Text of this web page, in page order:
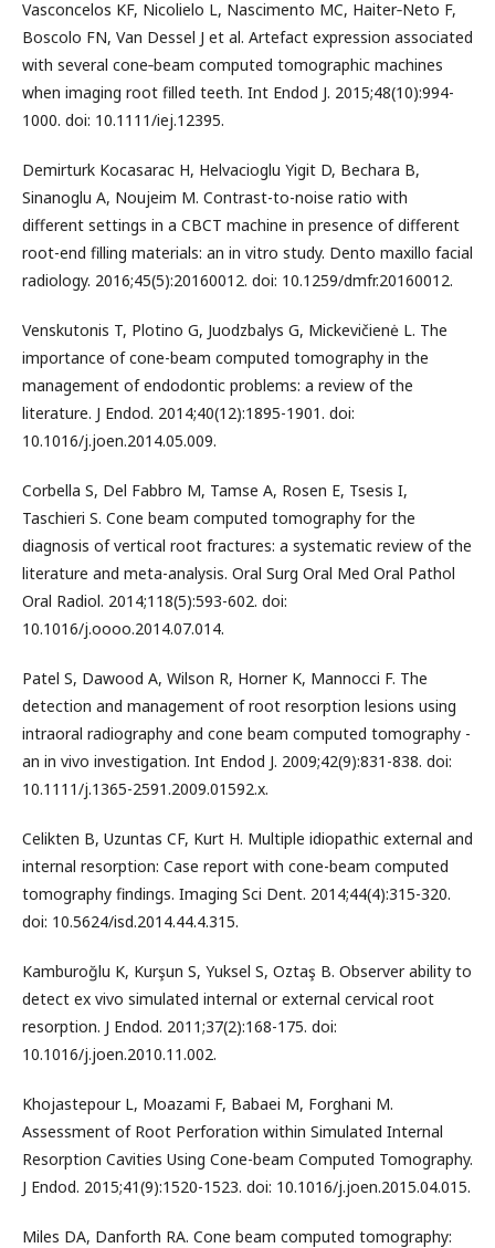
Vasconcelos KF, Nicolielo L, Nascimento MC, Haiter‐Neto F,
Boscolo FN, Van Dessel J et al. Artefact expression associated
with several cone‐beam computed tomographic machines
when imaging root filled teeth. Int Endod J. 2015;48(10):994-
1000. doi: 10.1111/iej.12395.
Demirturk Kocasarac H, Helvacioglu Yigit D, Bechara B,
Sinanoglu A, Noujeim M. Contrast-to-noise ratio with
different settings in a CBCT machine in presence of different
root-end filling materials: an in vitro study. Dento maxillo facial
radiology. 2016;45(5):20160012. doi: 10.1259/dmfr.20160012.
Venskutonis T, Plotino G, Juodzbalys G, Mickevičienė L. The
importance of cone-beam computed tomography in the
management of endodontic problems: a review of the
literature. J Endod. 2014;40(12):1895-1901. doi:
10.1016/j.joen.2014.05.009.
Corbella S, Del Fabbro M, Tamse A, Rosen E, Tsesis I,
Taschieri S. Cone beam computed tomography for the
diagnosis of vertical root fractures: a systematic review of the
literature and meta-analysis. Oral Surg Oral Med Oral Pathol
Oral Radiol. 2014;118(5):593-602. doi:
10.1016/j.oooo.2014.07.014.
Patel S, Dawood A, Wilson R, Horner K, Mannocci F. The
detection and management of root resorption lesions using
intraoral radiography and cone beam computed tomography -
an in vivo investigation. Int Endod J. 2009;42(9):831-838. doi:
10.1111/j.1365-2591.2009.01592.x.
Celikten B, Uzuntas CF, Kurt H. Multiple idiopathic external and
internal resorption: Case report with cone-beam computed
tomography findings. Imaging Sci Dent. 2014;44(4):315-320.
doi: 10.5624/isd.2014.44.4.315.
Kamburoğlu K, Kurşun S, Yuksel S, Oztaş B. Observer ability to
detect ex vivo simulated internal or external cervical root
resorption. J Endod. 2011;37(2):168-175. doi:
10.1016/j.joen.2010.11.002.
Khojastepour L, Moazami F, Babaei M, Forghani M.
Assessment of Root Perforation within Simulated Internal
Resorption Cavities Using Cone-beam Computed Tomography.
J Endod. 2015;41(9):1520-1523. doi: 10.1016/j.joen.2015.04.015.
Miles DA, Danforth RA. Cone beam computed tomography: